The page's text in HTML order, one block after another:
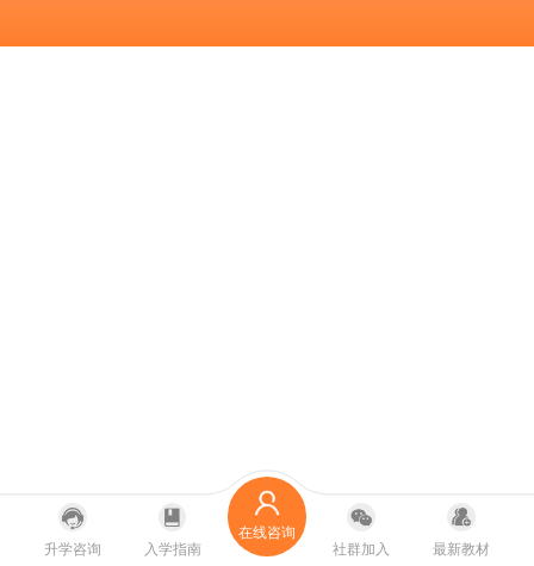
升学咨询 入学指南
在线咨询
社群加入
最新教材